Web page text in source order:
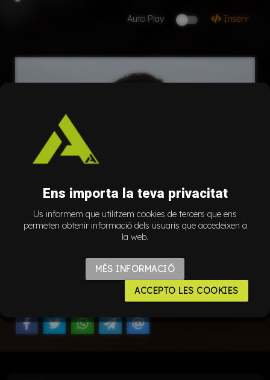
Auto Play Inserir
Ens importa la teva privacitat
Us informem que utilitzem cookies de tercers que ens
permeten obtenir informació dels usuaris que accedeixen a
la web.
MÉS INFORMACIÓ
ACCEPTO LES COOKIES